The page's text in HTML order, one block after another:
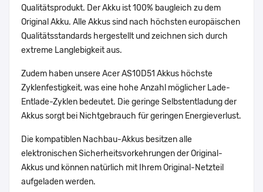
Qualitätsprodukt. Der Akku ist 100% baugleich zu dem
Original Akku. Alle Akkus sind nach höchsten europäischen
Qualitätsstandards hergestellt und zeichnen sich durch
extreme Langlebigkeit aus.
Zudem haben unsere Acer AS10D51 Akkus höchste
Zyklenfestigkeit, was eine hohe Anzahl möglicher Lade-
Entlade-Zyklen bedeutet. Die geringe Selbstentladung der
Akkus sorgt bei Nichtgebrauch für geringen Energieverlust.
Die kompatiblen Nachbau-Akkus besitzen alle
elektronischen Sicherheitsvorkehrungen der Original-
Akkus und können natürlich mit Ihrem Original-Netzteil
aufgeladen werden.